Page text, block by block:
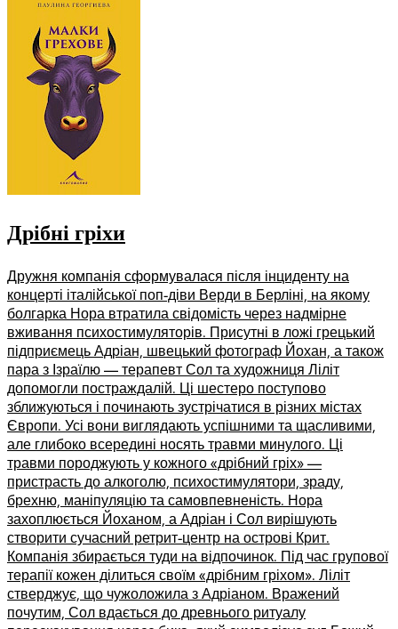
Дрібні гріхи
Дружня компанія сформувалася після інциденту на
концерті італійської поп-діви Верди в Берліні, на якому
болгарка Нора втратила свідомість через надмірне
вживання психостимуляторів. Присутні в ложі грецький
підприємець Адріан, швецький фотограф Йохан, а також
пара з Ізраїлю –– терапевт Сол та художниця Ліліт
допомогли постраждалій. Ці шестеро поступово
зближуються і починають зустрічатися в різних містах
Європи. Усі вони виглядають успішними та щасливими,
але глибоко всередині носять травми минулого. Ці
травми породжують у кожного «дрібний гріх» ––
пристрасть до алкоголю, психостимулятори, зраду,
брехню, маніпуляцію та самовпевненість. Нора
захоплюється Йоханом, а Адріан і Сол вирішують
створити сучасний ретрит-центр на острові Крит.
Компанія збирається туди на відпочинок. Під час групової
терапії кожен ділиться своїм «дрібним гріхом». Ліліт
стверджує, що чужоложила з Адріаном. Вражений
почутим, Сол вдається до древнього ритуалу